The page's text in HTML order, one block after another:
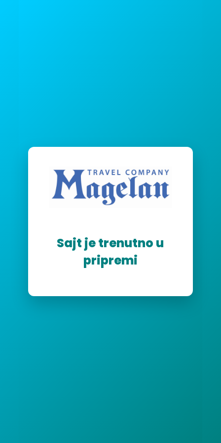
Sajt je trenutno u
pripremi